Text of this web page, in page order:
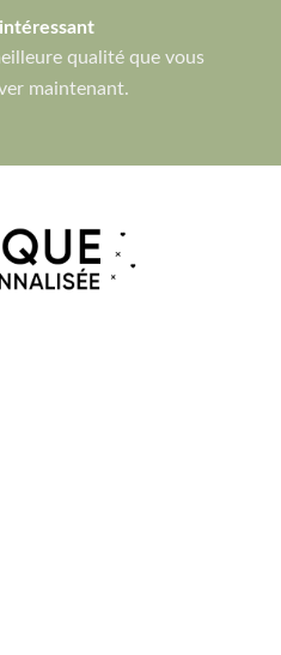
qualité que vous
maintenant.